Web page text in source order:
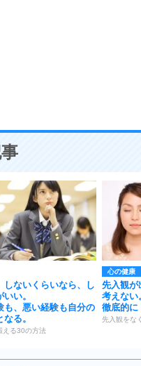
しないくらいなら、し
い。
も、悪い経験も自分の
る。
える30の方法
心の健康
先入観が
考えない
徹底的に
先入観をな